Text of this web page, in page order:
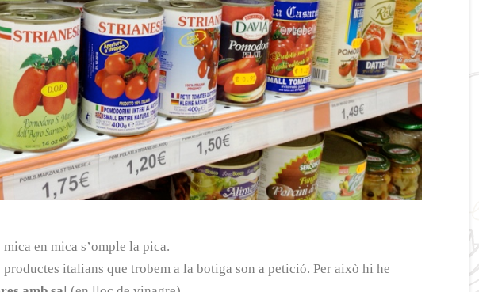
en mica s’omple la pica.
italians que trobem a la botiga son a petició. Per això hi he